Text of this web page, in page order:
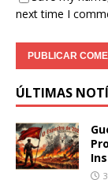
next time I
ÚLTIMAS